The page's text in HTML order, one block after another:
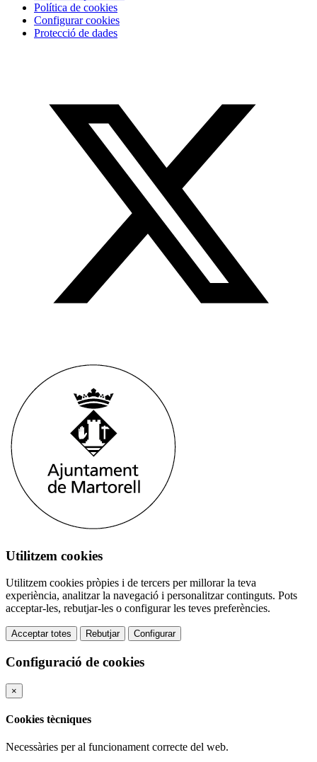
Política de cookies
Configurar cookies
Protecció de dades
Utilitzem cookies
Utilitzem cookies pròpies i de tercers per millorar la teva
experiència, analitzar la navegació i personalitzar continguts. Pots
acceptar-les, rebutjar-les o configurar les teves preferències.
Acceptar totes Rebutjar Configurar
Configuració de cookies
×
Cookies tècniques
Necessàries per al funcionament correcte del web.